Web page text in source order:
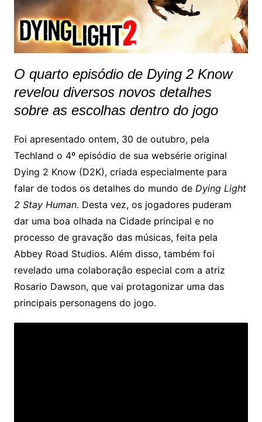
O quarto episódio de Dying 2 Know
revelou diversos novos detalhes
sobre as escolhas dentro do jogo
Foi apresentado ontem, 30 de outubro, pela
Techland o 4º episódio de sua websérie original
Dying 2 Know (D2K), criada especialmente para
falar de todos os detalhes do mundo de Dying Light
2 Stay Human. Desta vez, os jogadores puderam
dar uma boa olhada na Cidade principal e no
processo de gravação das músicas, feita pela
Abbey Road Studios. Além disso, também foi
revelado uma colaboração especial com a atriz
Rosario Dawson, que vai protagonizar uma das
principais personagens do jogo.